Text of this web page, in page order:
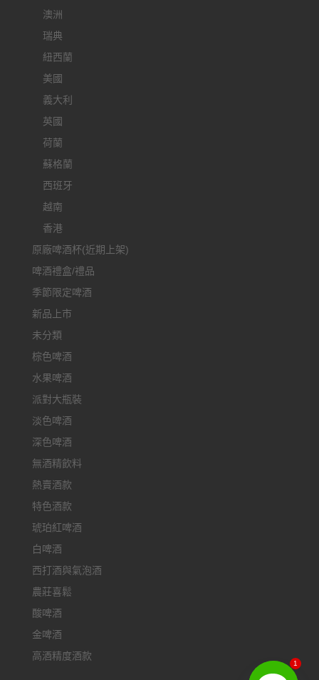
澳洲
瑞典
紐西蘭
美國
義大利
英國
荷蘭
蘇格蘭
西班牙
越南
香港
原廠啤酒杯(近期上架)
啤酒禮盒/禮品
季節限定啤酒
新品上市
未分類
棕色啤酒
水果啤酒
派對大瓶裝
淡色啤酒
深色啤酒
無酒精飲料
熱賣酒款
特色酒款
琥珀紅啤酒
白啤酒
西打酒與氣泡酒
農莊喜鬆
酸啤酒
金啤酒
高酒精度酒款
1